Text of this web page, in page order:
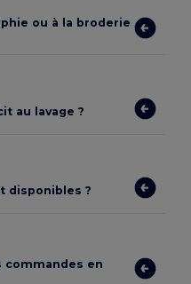
ou à la broderie
au lavage ?
disponibles ?
commandes en